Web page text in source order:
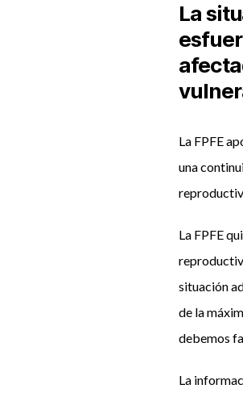
La
La FPFE
una
La FPFE
situación
de la
debemos
La